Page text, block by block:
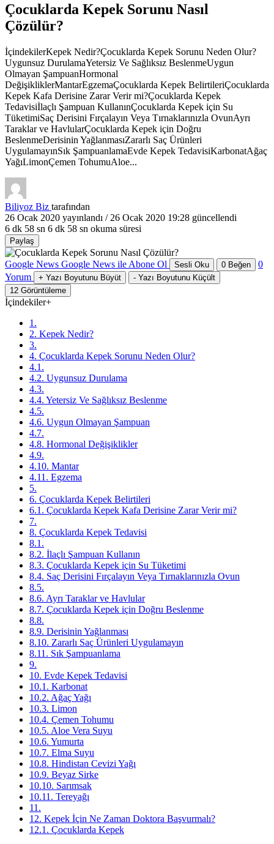
Çocuklarda Kepek Sorunu Nasıl
Çözülür?
İçindekilerKepek Nedir?Çocuklarda Kepek Sorunu Neden Olur?
Uygunsuz DurulamaYetersiz Ve Sağlıksız BeslenmeUygun
Olmayan ŞampuanHormonal
DeğişikliklerMantarEgzemaÇocuklarda Kepek BelirtileriÇocuklarda
Kepek Kafa Derisine Zarar Verir mi?Çocuklarda Kepek
Tedavisiİlaçlı Şampuan KullanınÇocuklarda Kepek için Su
TüketimiSaç Derisini Fırçalayın Veya Tırnaklarınızla OvunAyrı
Taraklar ve HavlularÇocuklarda Kepek için Doğru
BeslenmeDerisinin YağlanmasıZararlı Saç Ürünleri
UygulamayınSık ŞampuanlamaEvde Kepek TedavisiKarbonatAğaç
YağıLimonÇemen TohumuAloe...
Biliyoz Biz tarafından
26 Ocak 2020 yayınlandı / 26 Ocak 2020 19:28 güncellendi
6 dk 58 sn 6 dk 58 sn okuma süresi
Paylaş
Google News Google News ile Abone Ol Sesli Oku 0 Beğen
0
Yorum
+ Yazı Boyutunu Büyüt - Yazı Boyutunu Küçült
12 Görüntüleme
İçindekiler+
1.
2. Kepek Nedir?
3.
4. Çocuklarda Kepek Sorunu Neden Olur?
4.1.
4.2. Uygunsuz Durulama
4.3.
4.4. Yetersiz Ve Sağlıksız Beslenme
4.5.
4.6. Uygun Olmayan Şampuan
4.7.
4.8. Hormonal Değişiklikler
4.9.
4.10. Mantar
4.11. Egzema
5.
6. Çocuklarda Kepek Belirtileri
6.1. Çocuklarda Kepek Kafa Derisine Zarar Verir mi?
7.
8. Çocuklarda Kepek Tedavisi
8.1.
8.2. İlaçlı Şampuan Kullanın
8.3. Çocuklarda Kepek için Su Tüketimi
8.4. Saç Derisini Fırçalayın Veya Tırnaklarınızla Ovun
8.5.
8.6. Ayrı Taraklar ve Havlular
8.7. Çocuklarda Kepek için Doğru Beslenme
8.8.
8.9. Derisinin Yağlanması
8.10. Zararlı Saç Ürünleri Uygulamayın
8.11. Sık Şampuanlama
9.
10. Evde Kepek Tedavisi
10.1. Karbonat
10.2. Ağaç Yağı
10.3. Limon
10.4. Çemen Tohumu
10.5. Aloe Vera Suyu
10.6. Yumurta
10.7. Elma Suyu
10.8. Hindistan Cevizi Yağı
10.9. Beyaz Sirke
10.10. Sarımsak
10.11. Tereyağı
11.
12. Kepek İçin Ne Zaman Doktora Başvurmalı?
12.1. Çocuklarda Kepek